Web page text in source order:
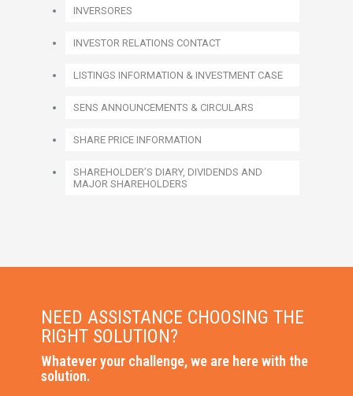
INVERSORES
INVESTOR RELATIONS CONTACT
LISTINGS INFORMATION & INVESTMENT CASE
SENS ANNOUNCEMENTS & CIRCULARS
SHARE PRICE INFORMATION
SHAREHOLDER’S DIARY, DIVIDENDS AND
MAJOR SHAREHOLDERS
NEED ASSISTANCE CHOOSING THE
RIGHT SOLUTION?
Whatever your challenge, we are here with the
solution.